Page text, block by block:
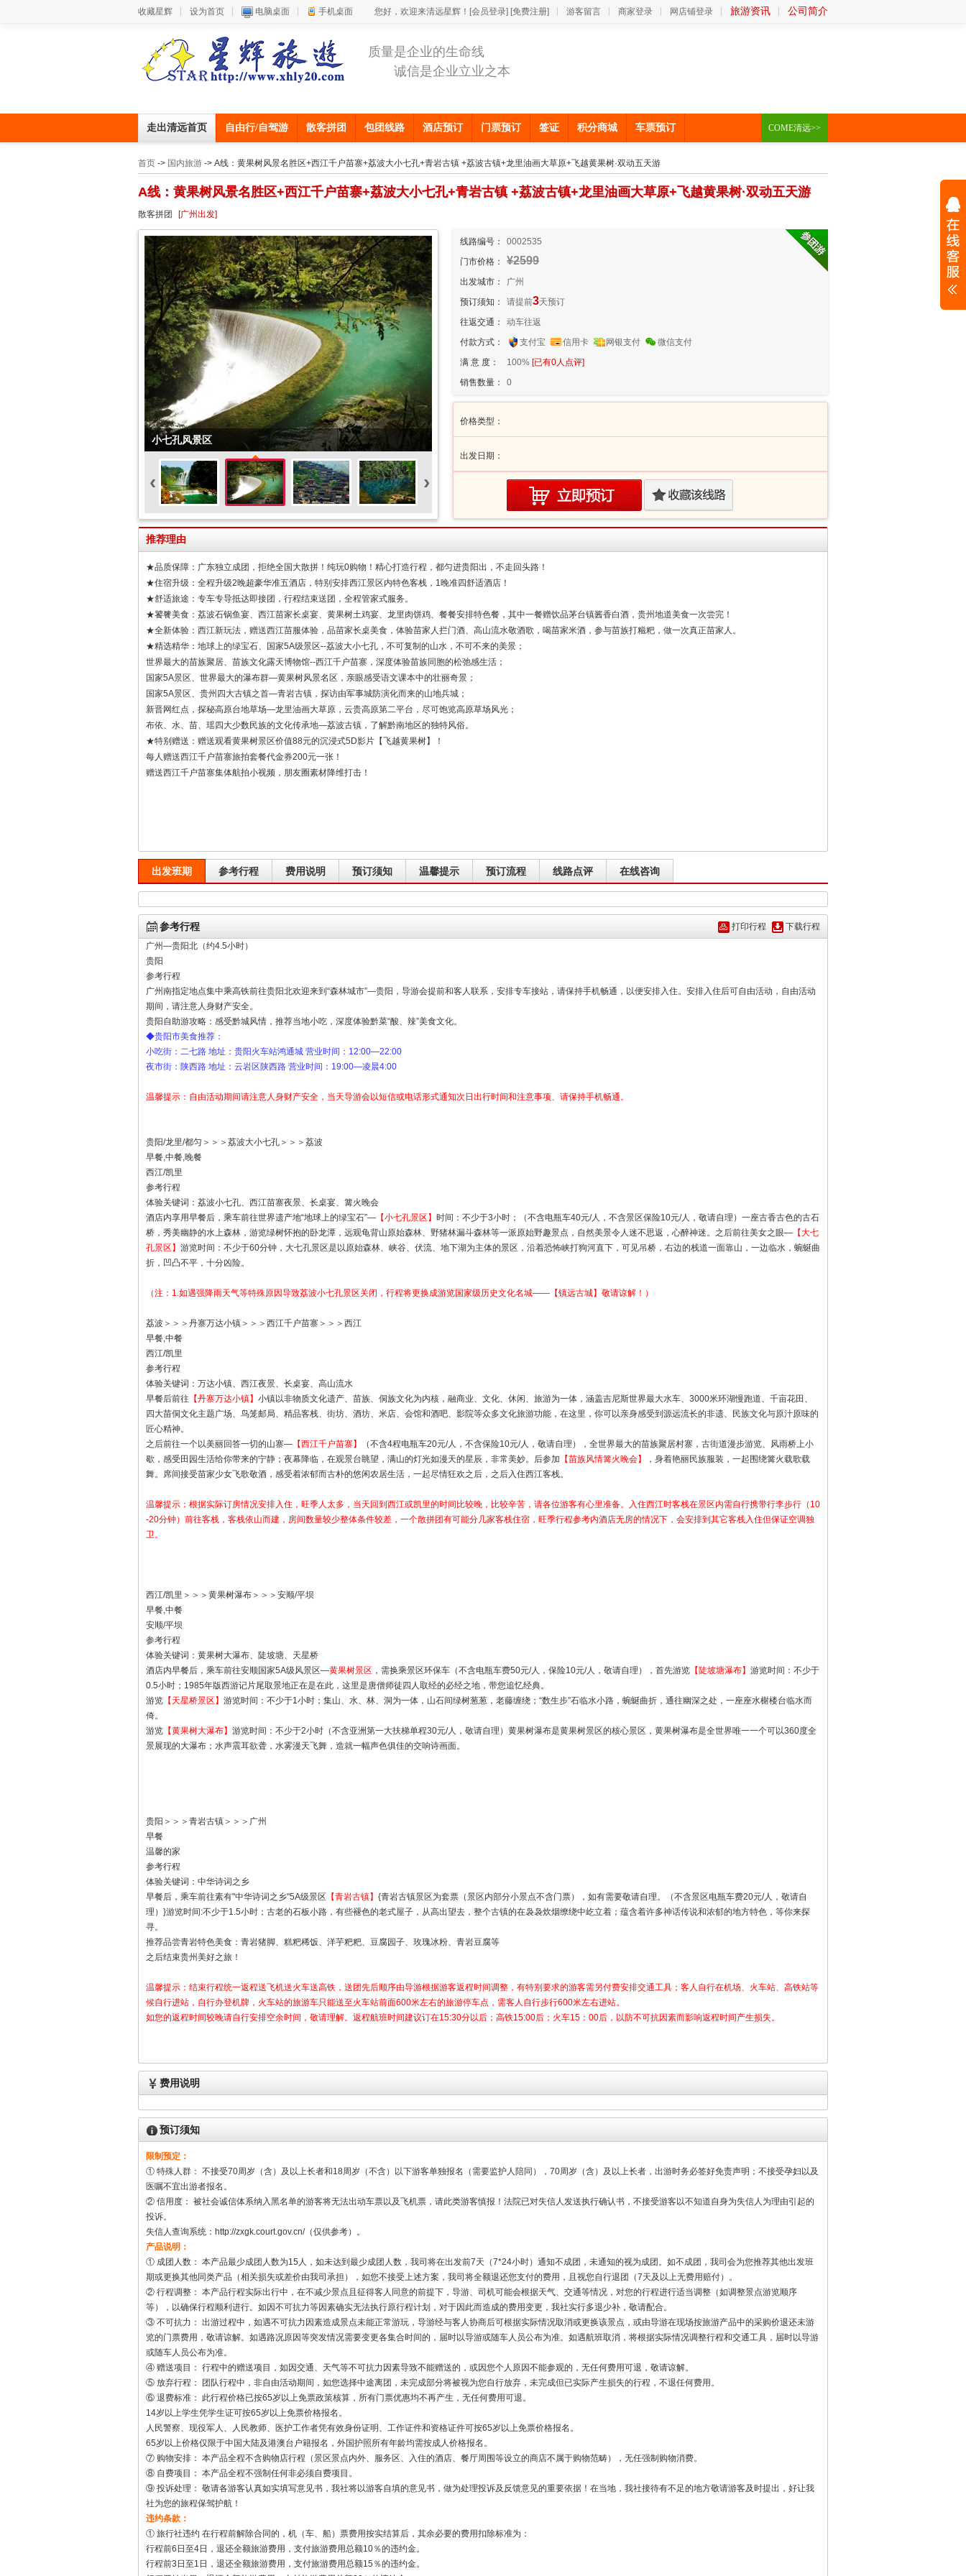
收藏星辉 设为首页 电脑桌面 手机桌面 您好，欢迎来清远星辉！ [会员登录] [免费注册] 游客留言 商家登录 网店铺登录 旅游资讯 公司简介
质量是企业的生命线
诚信是企业立业之本
走出清远首页 自由行/自驾游 散客拼团 包团线路 酒店预订 门票预订 签证 积分商城 车票预订 COME清远>>
首页 -> 国内旅游 -> A线：黄果树风景名胜区+西江千户苗寨+荔波大小七孔+青岩古镇 +荔波古镇+龙里油画大草原+飞越黄果树·双动五天游
A线：黄果树风景名胜区+西江千户苗寨+荔波大小七孔+青岩古镇 +荔波古镇+龙里油画大草原+飞越黄果树·双动五天游
散客拼团 [广州出发]
西江千户苗寨
‹ ›
线路编号：
0002535
门市价格：
¥2599
出发城市：
广州
预订须知：
请提前3天预订
往返交通：
动车往返
付款方式：
支付宝 信用卡 网银支付
微信支付
满 意 度：
100% [已有0人点评]
销售数量：
0
价格类型：
出发日期：
推荐理由
★品质保障：广东独立成团，拒绝全国大散拼！纯玩0购物！精心打造行程，都匀进贵阳出，不走回头路！
★住宿升级：全程升级2晚超豪华准五酒店，特别安排西江景区内特色客栈，1晚准四舒适酒店！
★舒适旅途：专车专导抵达即接团，行程结束送团，全程管家式服务。
★饕餮美食：荔波石锅鱼宴、西江苗家长桌宴、黄果树土鸡宴、龙里肉饼鸡、餐餐安排特色餐，其中一餐赠饮品茅台镇酱香白酒，贵州地道美食一次尝完！
★全新体验：西江新玩法，赠送西江苗服体验，品苗家长桌美食，体验苗家人拦门酒、高山流水敬酒歌，喝苗家米酒，参与苗族打糍粑，做一次真正苗家人。
★精选精华：地球上的绿宝石、国家5A级景区--荔波大小七孔，不可复制的山水，不可不来的美景；
世界最大的苗族聚居、苗族文化露天博物馆--西江千户苗寨，深度体验苗族同胞的松弛感生活；
国家5A景区、世界最大的瀑布群—黄果树风景名区，亲眼感受语文课本中的壮丽奇景；
国家5A景区、贵州四大古镇之首—青岩古镇，探访由军事城防演化而来的山地兵城；
新晋网红点，探秘高原台地草场—龙里油画大草原，云贵高原第二平台，尽可饱览高原草场风光；
布依、水、苗、瑶四大少数民族的文化传承地—荔波古镇，了解黔南地区的独特风俗。
★特别赠送：赠送观看黄果树景区价值88元的沉浸式5D影片【飞越黄果树】！
每人赠送西江千户苗寨旅拍套餐代金券200元一张！
赠送西江千户苗寨集体航拍小视频，朋友圈素材降维打击！
出发班期 参考行程 费用说明 预订须知 温馨提示 预订流程 线路点评 在线咨询
打印行程 下载行程
参考行程
广州—贵阳北（约4.5小时）
贵阳
参考行程
广州南指定地点集中乘高铁前往贵阳北欢迎来到“森林城市”—贵阳，导游会提前和客人联系，安排专车接站，请保持手机畅通，以便安排入住。安排入住后可自由活动，自由活动
期间，请注意人身财产安全。
贵阳自助游攻略：感受黔城风情，推荐当地小吃，深度体验黔菜“酸、辣”美食文化。
◆贵阳市美食推荐：
小吃街：二七路 地址：贵阳火车站鸿通城 营业时间：12:00—22:00
夜市街：陕西路 地址：云岩区陕西路 营业时间：19:00—凌晨4:00
温馨提示：自由活动期间请注意人身财产安全，当天导游会以短信或电话形式通知次日出行时间和注意事项、请保持手机畅通。
贵阳/龙里/都匀＞＞＞荔波大小七孔＞＞＞荔波
早餐,中餐,晚餐
西江/凯里
参考行程
体验关键词：荔波小七孔、西江苗寨夜景、长桌宴、篝火晚会
酒店内享用早餐后，乘车前往世界遗产地“地球上的绿宝石”— 【小七孔景区】 时间：不少于3小时；（不含电瓶车40元/人，不含景区保险10元/人，敬请自理）一座古香古色的古石
桥，秀美幽静的水上森林，游览绿树怀抱的卧龙潭，远观龟背山原始森林、野猪林漏斗森林等一派原始野趣景点，自然美景令人迷不思返，心醉神迷。之后前往美女之眼— 【大七
孔景区】 游览时间：不少于60分钟，大七孔景区是以原始森林、峡谷、伏流、地下湖为主体的景区，沿着恐怖峡打狗河直下，可见吊桥，右边的栈道一面靠山，一边临水，蜿蜒曲
折，凹凸不平，十分凶险。
（注：1.如遇强降雨天气等特殊原因导致荔波小七孔景区关闭，行程将更换成游览国家级历史文化名城——【镇远古城】敬请谅解！）
荔波＞＞＞丹寨万达小镇＞＞＞西江千户苗寨＞＞＞西江
早餐,中餐
西江/凯里
参考行程
体验关键词：万达小镇、西江夜景、长桌宴、高山流水
早餐后前往 【丹寨万达小镇】 小镇以非物质文化遗产、苗族、侗族文化为内核，融商业、文化、休闲、旅游为一体，涵盖吉尼斯世界最大水车、3000米环湖慢跑道、千亩花田、
四大苗侗文化主题广场、鸟笼邮局、精品客栈、街坊、酒坊、米店、会馆和酒吧、影院等众多文化旅游功能，在这里，你可以亲身感受到源远流长的非遗、民族文化与原汁原味的
匠心精神。
之后前往一个以美丽回答一切的山寨— 【西江千户苗寨】
（不含4程电瓶车20元/人，不含保险10元/人，敬请自理），全世界最大的苗族聚居村寨，古街道漫步游览、风雨桥上小
歇，感受田园生活给你带来的宁静；夜幕降临，在观景台眺望，满山的灯光如漫天的星辰，非常美妙。后参加 【苗族风情篝火晚会】
，身着艳丽民族服装，一起围绕篝火载歌载
舞。席间接受苗家少女飞歌敬酒，感受着浓郁而古朴的悠闲农居生活，一起尽情狂欢之后，之后入住西江客栈。
温馨提示：根据实际订房情况安排入住，旺季人太多，当天回到西江或凯里的时间比较晚，比较辛苦，请各位游客有心里准备。入住西江时客栈在景区内需自行携带行李步行（10
-20分钟）前往客栈，客栈依山而建，房间数量较少整体条件较差，一个散拼团有可能分几家客栈住宿，旺季行程参考内酒店无房的情况下，会安排到其它客栈入住但保证空调独
卫。
西江/凯里＞＞＞黄果树瀑布＞＞＞安顺/平坝
早餐,中餐
安顺/平坝
参考行程
体验关键词：黄果树大瀑布、陡坡塘、天星桥
酒店内早餐后，乘车前往安顺国家5A级风景区—黄果树景区 ，需换乘景区环保车（不含电瓶车费50元/人，保险10元/人，敬请自理），首先游览 【陡坡塘瀑布】 游览时间：不少于
0.5小时；1985年版西游记片尾取景地正在是在此，这里是唐僧师徒四人取经的必经之地，带您追忆经典。
游览 【天星桥景区】 游览时间：不少于1小时；集山、水、林、洞为一体，山石间绿树葱葱，老藤缠绕；“数生步”石临水小路，蜿蜒曲折，通往幽深之处，一座座水榭楼台临水而
倚。
游览 【黄果树大瀑布】 游览时间：不少于2小时（不含亚洲第一大扶梯单程30元/人，敬请自理）黄果树瀑布是黄果树景区的核心景区，黄果树瀑布是全世界唯一一个可以360度全
景展现的大瀑布；水声震耳欲聋，水雾漫天飞舞，造就一幅声色俱佳的交响诗画面。
贵阳＞＞＞青岩古镇＞＞＞广州
早餐
温馨的家
参考行程
体验关键词：中华诗词之乡
早餐后，乘车前往素有"中华诗词之乡"5A级景区 【青岩古镇】 {青岩古镇景区为套票（景区内部分小景点不含门票），如有需要敬请自理。（不含景区电瓶车费20元/人，敬请自
理）}游览时间:不少于1.5小时；古老的石板小路，有些褪色的老式屋子，从高出望去，整个古镇的在袅袅炊烟缭绕中屹立着；蕴含着许多神话传说和浓郁的地方特色，等你来探
寻。
推荐品尝青岩特色美食：青岩猪脚、糕粑稀饭、洋芋粑粑、豆腐园子、玫瑰冰粉、青岩豆腐等
之后结束贵州美好之旅！
温馨提示：结束行程统一返程送飞机送火车送高铁，送团先后顺序由导游根据游客返程时间调整，有特别要求的游客需另付费安排交通工具；客人自行在机场、火车站、高铁站等
候自行进站，自行办登机牌，火车站的旅游车只能送至火车站前面600米左右的旅游停车点，需客人自行步行600米左右进站。
如您的返程时间较晚请自行安排空余时间，敬请理解。返程航班时间建议订在15:30分以后；高铁15:00后；火车15：00后，以防不可抗因素而影响返程时间产生损失。
费用说明
预订须知
限制预定：
① 特殊人群： 不接受70周岁（含）及以上长者和18周岁（不含）以下游客单独报名（需要监护人陪同），70周岁（含）及以上长者，出游时务必签好免责声明；不接受孕妇以及
医嘱不宜出游者报名。
② 信用度： 被社会诚信体系纳入黑名单的游客将无法出动车票以及飞机票，请此类游客慎报！法院已对失信人发送执行确认书，不接受游客以不知道自身为失信人为理由引起的
投诉。
失信人查询系统：http://zxgk.court.gov.cn/（仅供参考）。
产品说明：
① 成团人数： 本产品最少成团人数为15人，如未达到最少成团人数，我司将在出发前7天（7*24小时）通知不成团，未通知的视为成团。如不成团，我司会为您推荐其他出发班
期或更换其他同类产品（相关损失或差价由我司承担），如您不接受上述方案，我司将全额退还您支付的费用，且视您自行退团（7天及以上无费用赔付）。
② 行程调整： 本产品行程实际出行中，在不减少景点且征得客人同意的前提下，导游、司机可能会根据天气、交通等情况，对您的行程进行适当调整（如调整景点游览顺序
等），以确保行程顺利进行。如因不可抗力等因素确实无法执行原行程计划，对于因此而造成的费用变更，我社实行多退少补，敬请配合。
③ 不可抗力： 出游过程中，如遇不可抗力因素造成景点未能正常游玩，导游经与客人协商后可根据实际情况取消或更换该景点，或由导游在现场按旅游产品中的采购价退还未游
览的门票费用，敬请谅解。如遇路况原因等突发情况需要变更各集合时间的，届时以导游或随车人员公布为准。如遇航班取消，将根据实际情况调整行程和交通工具，届时以导游
或随车人员公布为准。
④ 赠送项目： 行程中的赠送项目，如因交通、天气等不可抗力因素导致不能赠送的，或因您个人原因不能参观的，无任何费用可退，敬请谅解。
⑤ 放弃行程： 团队行程中，非自由活动期间，如您选择中途离团，未完成部分将被视为您自行放弃，未完成但已实际产生损失的行程，不退任何费用。
⑥ 退费标准： 此行程价格已按65岁以上免票政策核算，所有门票优惠均不再产生，无任何费用可退。
14岁以上学生凭学生证可按65岁以上免票价格报名。
人民警察、现役军人、人民教师、医护工作者凭有效身份证明、工作证件和资格证件可按65岁以上免票价格报名。
65岁以上价格仅限于中国大陆及港澳台户籍报名，外国护照所有年龄均需按成人价格报名。
⑦ 购物安排： 本产品全程不含购物店行程（景区景点内外、服务区、入住的酒店、餐厅周围等设立的商店不属于购物范畴），无任强制购物消费。
⑧ 自费项目： 本产品全程不强制任何非必须自费项目。
⑨ 投诉处理： 敬请各游客认真如实填写意见书，我社将以游客自填的意见书，做为处理投诉及反馈意见的重要依据！在当地，我社接待有不足的地方敬请游客及时提出，好让我
社为您的旅程保驾护航！
违约条款：
① 旅行社违约 在行程前解除合同的，机（车、船）票费用按实结算后，其余必要的费用扣除标准为：
行程前6日至4日，退还全额旅游费用，支付旅游费用总额10％的违约金。
行程前3日至1日，退还全额旅游费用，支付旅游费用总额15％的违约金。